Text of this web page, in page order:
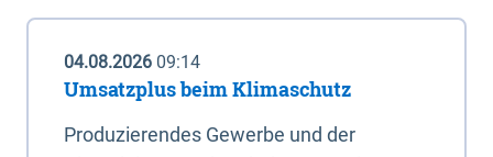
04.08.2026 09:14
Umsatzplus beim Klimaschutz
Produzierendes Gewerbe und der